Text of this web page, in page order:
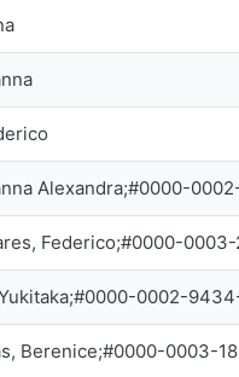
Alexandra;#0000-
Federico;#0000-
0002-
Berenice;#0000-0003-